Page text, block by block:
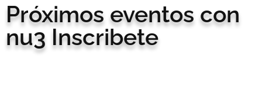
Próximos eventos con
nu3 Inscribete